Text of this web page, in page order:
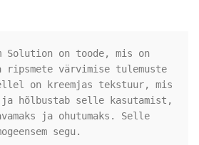
Solution on toode, mis on
ripsmete värvimise tulemuste
on kreemjas tekstuur, mis
hõlbustab selle kasutamist,
ja ohutumaks. Selle
segu.